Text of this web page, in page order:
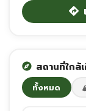
สถานที่ใกล้
ทั้งหมด